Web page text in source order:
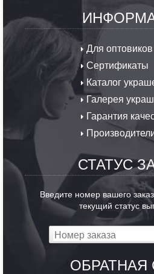
Для оптовиков
Сертификаты
Каталог
Галерея
Гарантия
СТАТУС
Введите номер вашего
текущий статус
ОБРАТНАЯ